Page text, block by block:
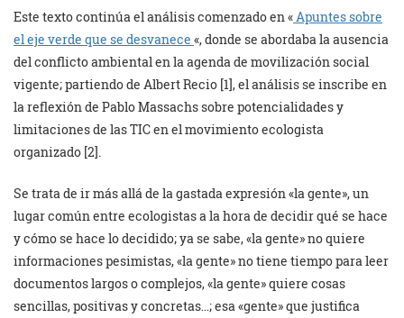
Este texto continúa el análisis comenzado en «Apuntes sobre
el eje verde que se desvanece «, donde se abordaba la ausencia
del conflicto ambiental en la agenda de movilización social
vigente; partiendo de Albert Recio [1], el análisis se inscribe en
la reflexión de Pablo Massachs sobre potencialidades y
limitaciones de las TIC en el movimiento ecologista
organizado [2].
Se trata de ir más allá de la gastada expresión «la gente», un
lugar común entre ecologistas a la hora de decidir qué se hace
y cómo se hace lo decidido; ya se sabe, «la gente» no quiere
informaciones pesimistas, «la gente» no tiene tiempo para leer
documentos largos o complejos, «la gente» quiere cosas
sencillas, positivas y concretas…; esa «gente» que justifica